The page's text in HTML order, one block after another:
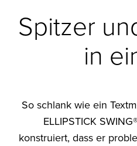
Spitzer
in
So schlank wie ein
ELLIPSTICK
konstruiert, dass er